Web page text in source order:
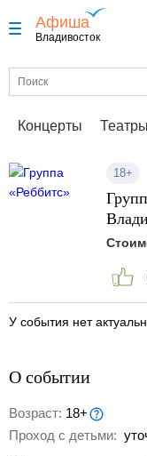
Афиша
Владивосток
Концерты Театры
18+
У события нет
О событии
Возраст: 18+
Проход с детьми: